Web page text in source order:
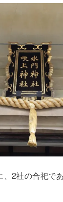
2社の合祀で